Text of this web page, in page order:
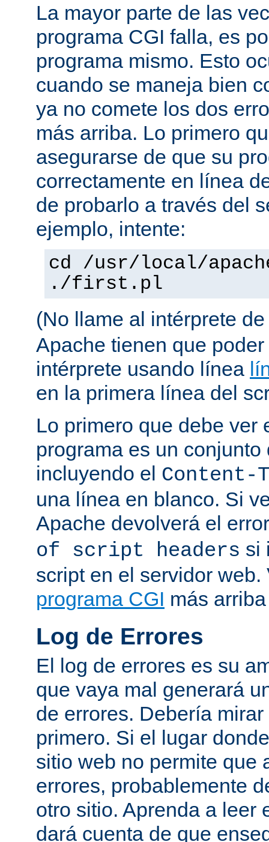
La mayor parte de las
programa CGI falla, es
programa mismo. Esto
cuando se maneja bien
ya no comete los dos
más arriba. Lo primero
asegurarse de que su
correctamente en línea
de probarlo a través del
ejemplo, intente:
cd /usr/local/
./first.pl
(No llame al intérprete
Apache tienen que
intérprete usando línea
en la primera línea del
Lo primero que debe ver
programa es un
incluyendo el Content-
una línea en blanco. Si
Apache devolverá el
of script headers si
script en el servidor
programa CGI más
Log de Errores
El log de errores es su
que vaya mal generará
de errores. Debería
primero. Si el lugar
sitio web no permite que
errores, probablemente
otro sitio. Aprenda a leer
dará cuenta de que